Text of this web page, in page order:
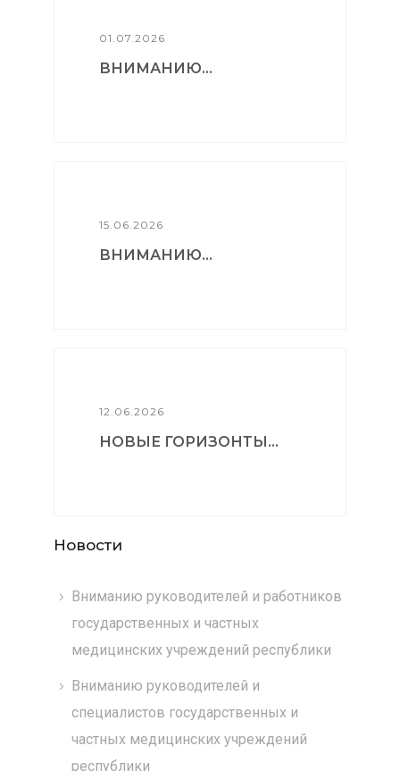
01.07.2026
ВНИМАНИЮ...
15.06.2026
ВНИМАНИЮ...
12.06.2026
НОВЫЕ ГОРИЗОНТЫ...
Новости
Вниманию руководителей и работников
государственных и частных
медицинских учреждений республики
Вниманию руководителей и
специалистов государственных и
частных медицинских учреждений
республики